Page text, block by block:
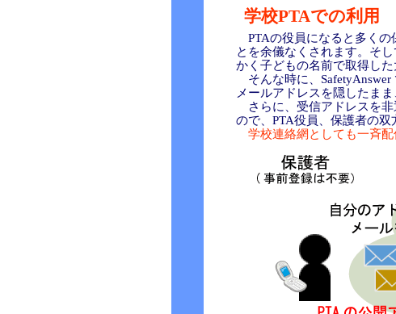
学校PTAでの利用
PTAの役員になると多くの
とを余儀なくされます。そ
かく子どもの名前で取得し
そんな時に、SafetyAnswer
メールアドレスを隠したま
さらに、受信アドレスを非
ので、PTA役員、保護者の
学校連絡網としても一斉配